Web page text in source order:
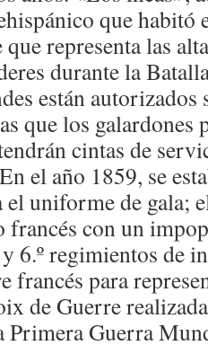
que
representa las
durante la
están
que los galardones
cintas de
el año 1859, se
el uniforme de gala;
francés con un
6.º regimientos de
francés para
de Guerre
Primera Guerra